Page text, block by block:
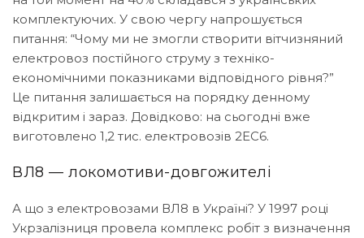
комплектуючих. У свою чергу напрошується
питання: “Чому ми не змогли створити вітчизняний
електровоз постійного струму з техніко-
економічними показниками відповідного рівня?”
Це питання залишається на порядку денному
відкритим і зараз. Довідково: на сьогодні вже
виготовлено 1,2 тис. електровозів 2ЕС6.
ВЛ8 — локомотиви-довгожителі
А що з електровозами ВЛ8 в Україні? У 1997 році
Укрзалізниця провела комплекс робіт з визначення